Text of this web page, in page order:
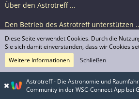
Über den Astrotreff ...
Den Betrieb des Astrotreff unterstützen
Nutzungsbedingungen
© Astrotreff 2001-2026,
sofern für einzelne Inhalte nicht
Astrotreff - Die Astronomie und
Community in der WSC-Connect App bei
Diese Seite verwendet Cookies. Durch die
Sie sich damit einverstanden, dass wir Cookies
Weitere Informationen
Schließen